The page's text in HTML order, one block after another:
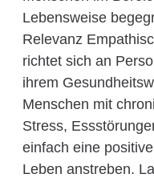
Lebensweise
Relevanz
richtet sich an
ihrem
Menschen mit
Stress,
einfach eine
Leben anstreben.